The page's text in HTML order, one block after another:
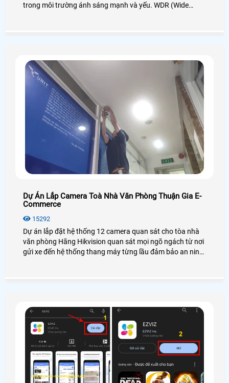
trong môi trường ánh sáng mạnh và yếu. WDR (Wide
Dự Án Lắp Camera Toà Nhà Văn Phòng Thuận Gia E-
Commerce
15292
Dự án lắp đặt hệ thống 12 camera quan sát cho tòa nhà
văn phòng Hãng Hikvision quan sát mọi ngõ ngách từ nơi
gửi xe đến hệ thống thang máy từng lầu đảm bảo an ninh